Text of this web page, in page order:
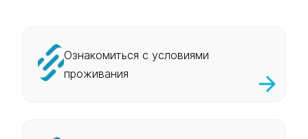
Ознакомиться с условиями
проживания